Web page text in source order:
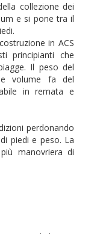
collezione dei
e si pone tra il
in ACS
principianti che
Il peso del
volume fa del
in remata e
perdonando
piedi e peso. La
manovriera di